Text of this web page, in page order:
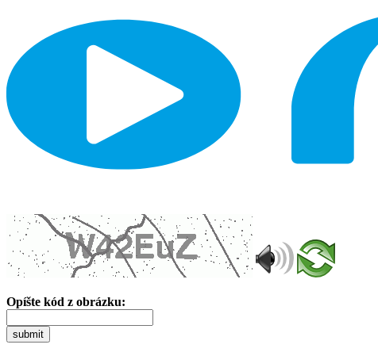
Opíšte kód z obrázku:
submit